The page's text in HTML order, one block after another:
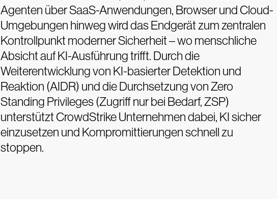
Agenten über SaaS-Anwendungen, Browser und Cloud-
Umgebungen hinweg wird das Endgerät zum zentralen
Kontrollpunkt moderner Sicherheit – wo menschliche
Absicht auf KI-Ausführung trifft. Durch die
Weiterentwicklung von KI-basierter Detektion und
Reaktion (AIDR) und die Durchsetzung von Zero
Standing Privileges (Zugriff nur bei Bedarf, ZSP)
unterstützt CrowdStrike Unternehmen dabei, KI sicher
einzusetzen und Kompromittierungen schnell zu
stoppen.